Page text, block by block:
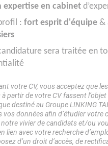
expertise en cabinet
: fort esprit d'équipe &
sera traitée en
votre CV, vous acceptez que
à partir de votre CV fassent
destiné au Groupe LINKING
vos données afin d’étudier votre
vivier de candidats et/ou
lien avec votre recherche
d’un droit d’accès, de